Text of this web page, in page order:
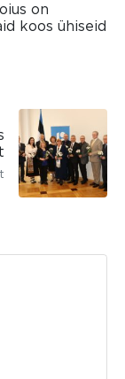
on
koos ühiseid